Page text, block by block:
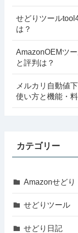
せどりツール
は？
AmazonOEMツ
と評判は？
メルカリ自動値
使い方と機能・
カテゴリー
Amazonせどり
せどりツール
せどり日記